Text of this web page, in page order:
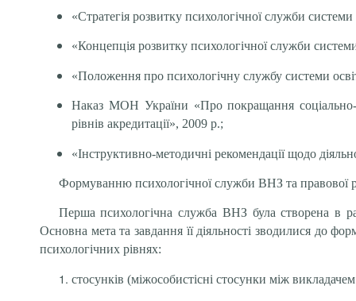
«Стратегія розвитку психологічної служби
«Концепція розвитку психологічної служби
«Положення про психологічну службу системи
Наказ МОН України «Про покращання соціально-
рівнів акредитації», 2009 р.;
«Інструктивно-методичні рекомендації щодо
Формуванню психологічної служби ВНЗ та правової
Перша психологічна служба ВНЗ була створена в
Основна мета та завдання її діяльності зводилися до
психологічних рівнях:
стосунків (міжособистісні стосунки між